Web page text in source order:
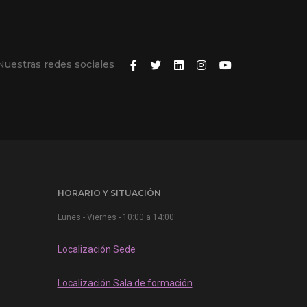
redes sociales
HORARIO Y SITUACIÓN
Lunes - Viernes - 10:00 a 14:00
Localización Sede
Localización Sala de formación